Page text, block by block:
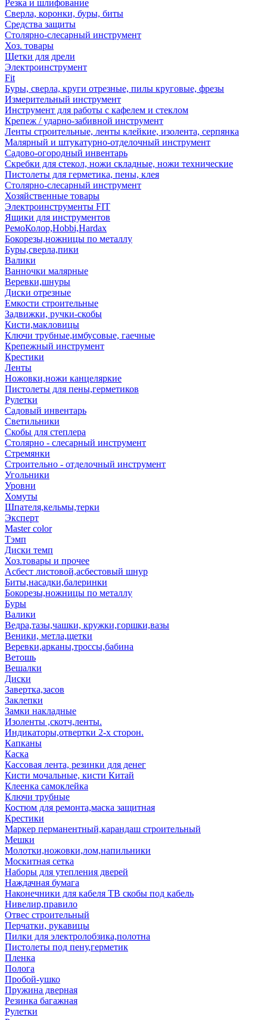
Резка и шлифование
Сверла, коронки, буры, биты
Средства защиты
Столярно-слесарный инструмент
Хоз. товары
Щетки для дрели
Электроинструмент
Fit
Буры, сверла, круги отрезные, пилы круговые, фрезы
Измерительный инструмент
Инструмент для работы с кафелем и стеклом
Крепеж / ударно-забивной инструмент
Ленты строительные, ленты клейкие, изолента, серпянка
Малярный и штукатурно-отделочный инструмент
Садово-огородный инвентарь
Скребки для стекол, ножи складные, ножи технические
Пистолеты для герметика, пены, клея
Столярно-слесарный инструмент
Хозяйственные товары
Электроинструменты FIT
Ящики для инструментов
РемоКолор,Hobbi,Hardax
Бокорезы,ножницы по металлу
Буры,сверла,пики
Валики
Ванночки малярные
Веревки,шнуры
Диски отрезные
Емкости строительные
Задвижки, ручки-скобы
Кисти,макловицы
Ключи трубные,имбусовые, гаечные
Крепежный инструмент
Крестики
Ленты
Ножовки,ножи канцеляркие
Пистолеты для пены,герметиков
Рулетки
Садовый инвентарь
Светильники
Скобы для степлера
Столярно - слесарный инструмент
Стремянки
Строительно - отделочный инструмент
Угольники
Уровни
Хомуты
Шпателя,кельмы,терки
Эксперт
Master color
Тэмп
Диски темп
Хоз.товары и прочее
Асбест листовой,асбестовый шнур
Биты,насадки,балеринки
Бокорезы,ножницы по металлу
Буры
Валики
Ведра,тазы,чашки, кружки,горшки,вазы
Веники, метла,щетки
Веревки,арканы,троссы,бабина
Ветошь
Вешалки
Диски
Завертка,засов
Заклепки
Замки накладные
Изоленты ,скотч,ленты.
Индикаторы,отвертки 2-х сторон.
Капканы
Каска
Кассовая лента, резинки для денег
Кисти мочальные, кисти Китай
Клеенка самоклейка
Ключи трубные
Костюм для ремонта,маска защитная
Крестики
Маркер перманентный,карандаш строительный
Мешки
Молотки,ножовки,лом,напильники
Москитная сетка
Наборы для утепления дверей
Наждачная бумага
Наконечники для кабеля ТВ скобы под кабель
Нивелир,правило
Отвес строительный
Перчатки, рукавицы
Пилки для электролобзика,полотна
Пистолеты под пену,герметик
Пленка
Полога
Пробой-ушко
Пружина дверная
Резинка багажная
Рулетки